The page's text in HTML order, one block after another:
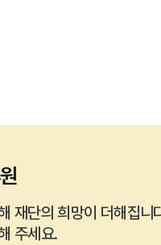
재단의 희망이 더해집니
주세요.